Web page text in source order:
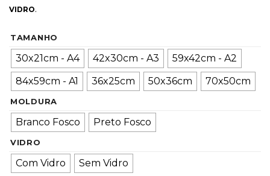
VIDRO.
TAMANHO
30x21cm - A4 42x30cm - A3
59x42cm - A2
84x59cm - A1
36x25cm 50x36cm 70x50cm
MOLDURA
Branco Fosco Preto Fosco
VIDRO
Com Vidro Sem Vidro